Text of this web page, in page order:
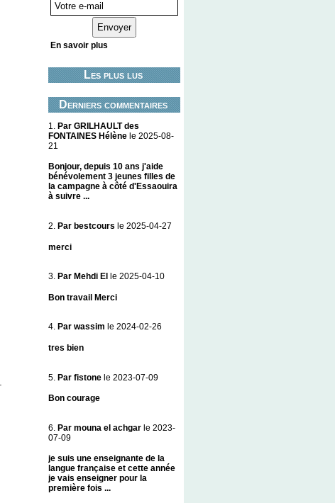
En savoir plus
Les plus lus
Derniers commentaires
1.
Par GRILHAULT des
FONTAINES Hélène le 2025-08-
21
Bonjour, depuis 10 ans j'aide
bénévolement 3 jeunes filles de
la campagne à côté d'Essaouira
à suivre ...
2. Par bestcours le 2025-04-27
merci
3. Par Mehdi El le 2025-04-10
Bon travail Merci
4. Par wassim le 2024-02-26
tres bien
5. Par fistone le 2023-07-09
Bon courage
6. Par mouna el achgar le 2023-
07-09
je suis une enseignante de la
langue française et cette année
je vais enseigner pour la
première fois ...